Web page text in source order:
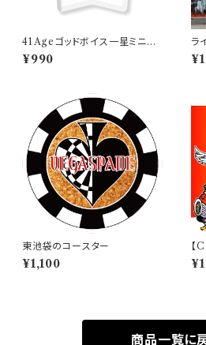
41Ageゴッドボイス一星ミニア
クキー
¥990
ラ
東池袋のコースター
¥1,100
【
乗
商品一覧に